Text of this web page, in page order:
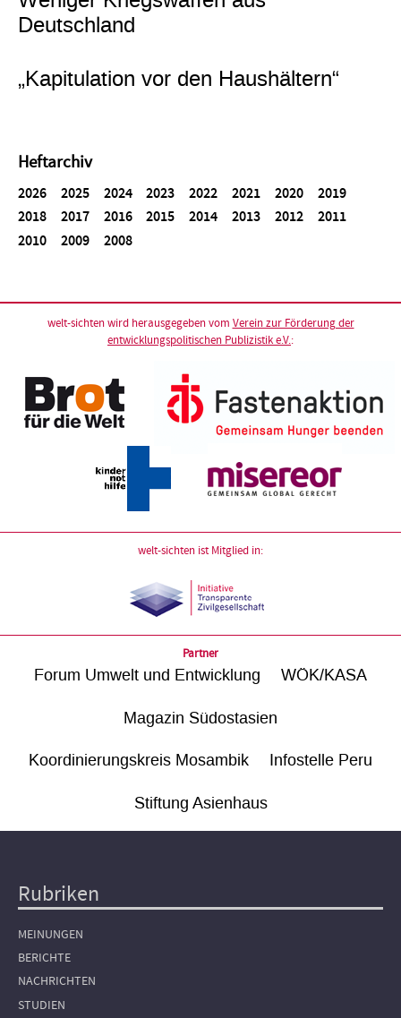
Deutschland
„Kapitulation vor den Haushältern“
Heftarchiv
2026 2025 2024 2023 2022 2021 2020
2019
2018
2017 2016 2015 2014 2013 2012
2011
2010
2009 2008
welt-sichten wird herausgegeben vom Verein zur Förderung der
entwicklungspolitischen Publizistik e.V.:
welt-sichten ist Mitglied in:
Partner
Forum Umwelt und Entwicklung WÖK/KASA
Magazin Südostasien
Koordinierungskreis Mosambik Infostelle Peru
Stiftung Asienhaus
Hauptnavigation
Rubriken
MEINUNGEN
BERICHTE
NACHRICHTEN
STUDIEN